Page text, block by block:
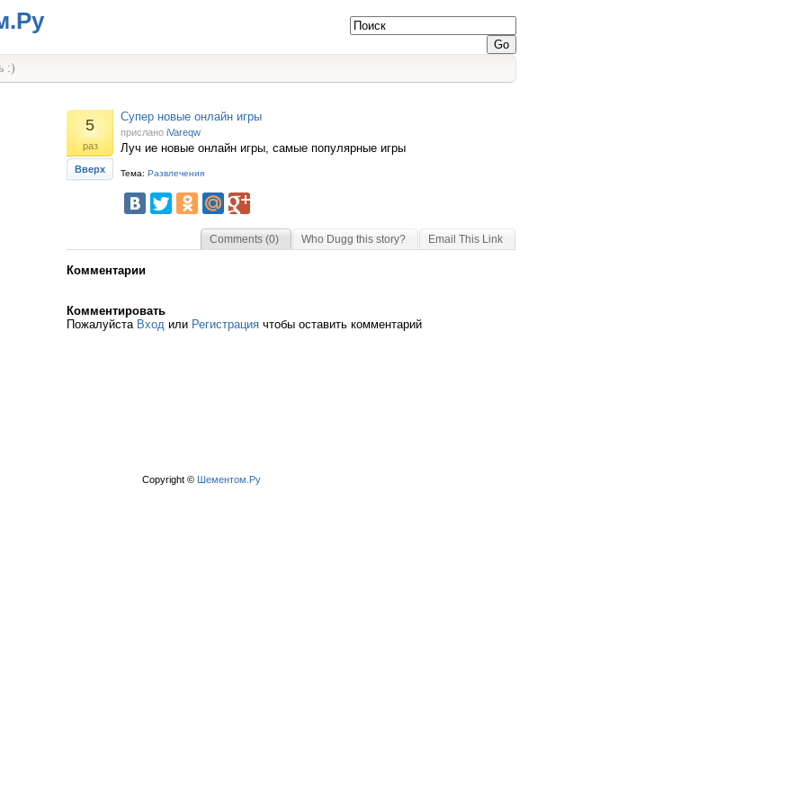
:)
5
раз
Вверх
Супер новые онлайн игры
прислано iVareqw
Луч ие новые онлайн игры, самые популярные игры
Тема: Развлечения
Comments (0) Who Dugg this story? Email This Link
Комментарии
Комментировать
Пожалуйста Вход или Регистрация чтобы оставить комментарий
Copyright © Шементом.Ру